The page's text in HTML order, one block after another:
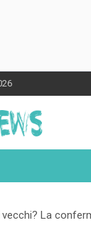
vecchi? La